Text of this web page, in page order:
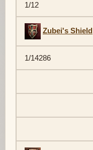
1/12
Zubei's Shield
1/14286